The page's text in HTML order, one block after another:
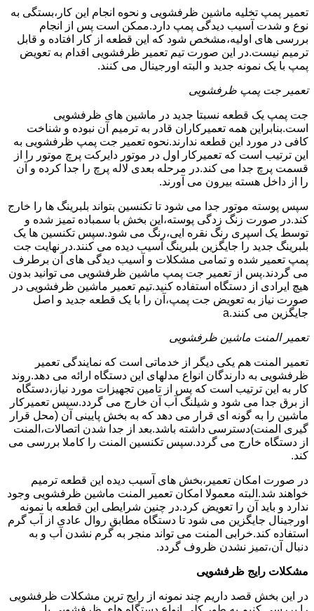
تعمیر پمپ تخلیه ماشین ظرفشویی و نحوه انجام این کار،بستگی به
نوع و شدت آسیب دیدگی پمپ دارد.ممکن است پس از انجام
بررسی های اولیه،مشخص شود که این قطعه از کار افتاده و قابل
ترمیم نیست.در این صورت تیم تعمیر ظرفشویی اقدام به تعویض
پمپ با یک نمونه جدید و البته اورجینال می کنند.
تعمیر جت پمپ ظرفشویی
جت پمپ یک قطعه نسبتا جدید در ماشین های ظرفشویی
است.بنابراین همه تعمیرکاران قادر به ترمیم آن نبوده و شناخت
کافی در مورد این قطعه ندارند.نحوه تعمیر جت پمپ ظرفشویی به
این ترتیب است که تعمیرکار اول در موتور دایرکت پرچ موتور را از
قسمت پرچ جدا می کند.در مرحله بعدی لاله پرچ را جدا کرده و آن
را از داخل هسته بیرون می آورند.
سپس پوسته موتور جدا می شود تا تکنسین بتواند بلبرینگ ها را خارج
کند.در صورت زنگ زدگی پوسته،این بخش با سمباده تمیز شده و
توسط یک اسپری رنگ نقره ایی،رنگ می شود.سپس تکنسین ها یک
بلبرینگ جدید را جایگزین بلبرینگ آسیب دیده می کنند.در نهایت جت
پمپ تعمیر شده و تمامی مشکلات و آسیب دیدگی های آن برطرف
می گردند.پس از تعمیر جت پمپ ماشین ظرفشویی می توانید بدون
هیچ ایرادی از دستگاه استفاده کنید.تیم تعمیر ماشین ظرفشویی در
صورت نیاز به تعویض جت پمپ،آن را با یک قطعه جدید و اصل
جایگزین می کنند.a
تعمیر المنت ماشین ظرفشویی
تعمیر المنت هم یکی دیگر از خدماتی است که نمایندگی تعمیر
ظرفشویی به دارندگان انواع مدلهای این دستگاه ارائه می دهد.روند
کار به این ترتیب است که پس از تامین تجهیزات مورد نیاز،دستگاه
از برق جدا می شود و شیلنگ آب آن خارج می گردد.سپس تعمیرکار
ماشین را به گونه ای قرار می دهد که به بخش پایینی آن (محل قرار
گیری المنت)دسترسی داشته باشد.بعد از جدا شدن اتصالات،المنت
از دستگاه خارج می گردد.سپس تکنسین المنت را کاملا بررسی می
کند.
در صورت امکان تعمیر،بخش های آسیب دیده این قطعه ترمیم
خواهند شد.البته معمولا امکان تعمیر المنت ماشین ظرفشویی وجود
ندارد و باید آن را تعویض کرد.در چنین شرایطی این قطعه با نمونه
اورجینال جایگزین می شود تا دستگاه مطابق روال عادی از آب گرم
استفاده کند.خرابی المنت می تواند منجر به گرم نشدن آب و به
دنبال آن،تمیز نشدن ظروف گردد.
مشکلات رایج ظرفشویی
در این بخش قصد داریم چند نمونه از رایج ترین مشکلات ظرفشویی